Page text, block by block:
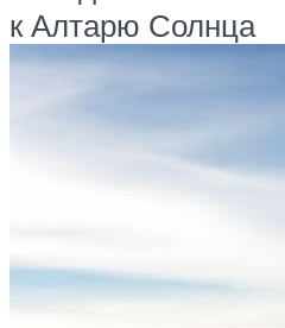
к Алтарю Солнца